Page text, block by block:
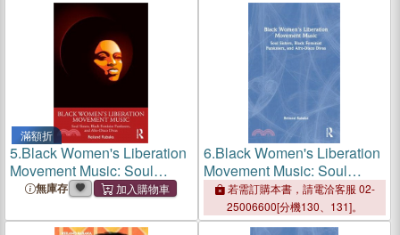
滿額折
5.Black Women's Liberation
Movement Music: Soul
Sisters, Black Feminist
Divas
無庫存
6.Black Women's Liberation
Movement Music: Soul
Sisters, Black Feminist
Funksters, and Afro-Disco
Divas
若需訂購本書，請電洽客服 02-
25006600[分機130、131]。